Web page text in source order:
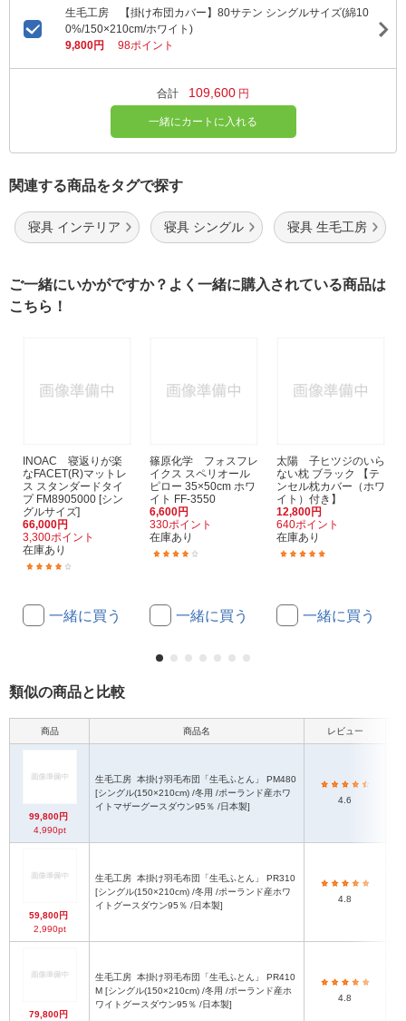
生毛工房 【掛け布団カバー】80サテン シングルサイズ(綿10
0%/150×210cm/ホワイト)
9,800円
98ポイント
合計 109,600 円
一緒にカートに入れる
関連する商品をタグで探す
寝具 インテリア 寝具 シングル 寝具 生毛工房
ご一緒にいかがですか？よく一緒に購入されている商品は
こちら！
INOAC 寝返りが楽
なFACET(R)マットレ
ス スタンダードタイ
プ FM8905000 [シン
グルサイズ]
66,000円
3,300ポイント
在庫あり
一緒に買う
篠原化学 フォスフレ
イクス スペリオール
ピロー 35×50cm ホワ
イト FF-3550
6,600円
330ポイント
在庫あり
一緒に買う
太陽 子ヒツジのいら
ない枕 ブラック 【テ
ンセル枕カバー（ホワ
イト）付き】
12,800円
640ポイント
在庫あり
一緒に買う
類似の商品と比較
商品 商品名 レビュー
99,800円
4,990pt
生毛工房
[シングル(150×210cm) /冬用 /ポーランド産ホワ
イトマザーグースダウン95％ /日本製]
4.6
59,800円
2,990pt
生毛工房
[シングル(150×210cm) /冬用 /ポーランド産ホワ
イトグースダウン95％ /日本製]
4.8
79,800円
生毛工房
M [シングル(150×210cm) /冬用 /ポーランド産ホ
ワイトグースダウン95％ /日本製]
4.8